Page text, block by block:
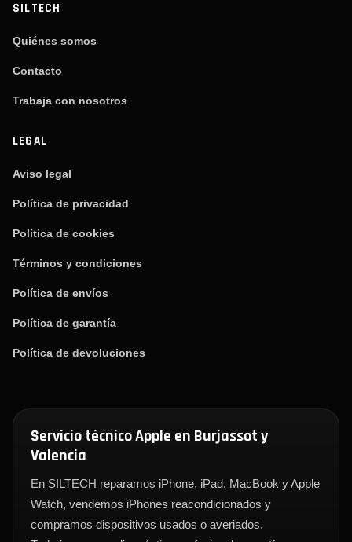
SILTECH
Quiénes somos
Contacto
Trabaja con nosotros
LEGAL
Aviso legal
Política de privacidad
Política de cookies
Términos y condiciones
Política de envíos
Política de garantía
Política de devoluciones
Servicio técnico Apple en Burjassot y
Valencia
En SILTECH reparamos iPhone, iPad, MacBook y Apple
Watch, vendemos iPhones reacondicionados y
compramos dispositivos usados o averiados.